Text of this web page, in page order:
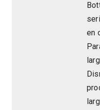
en